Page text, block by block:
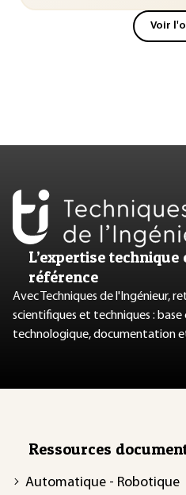
Voir
L’expertise
référence
Avec Techniques de l'Ingénieur,
scientifiques et techniques : base
technologique, documentation
Ressources
Automatique - Robotique